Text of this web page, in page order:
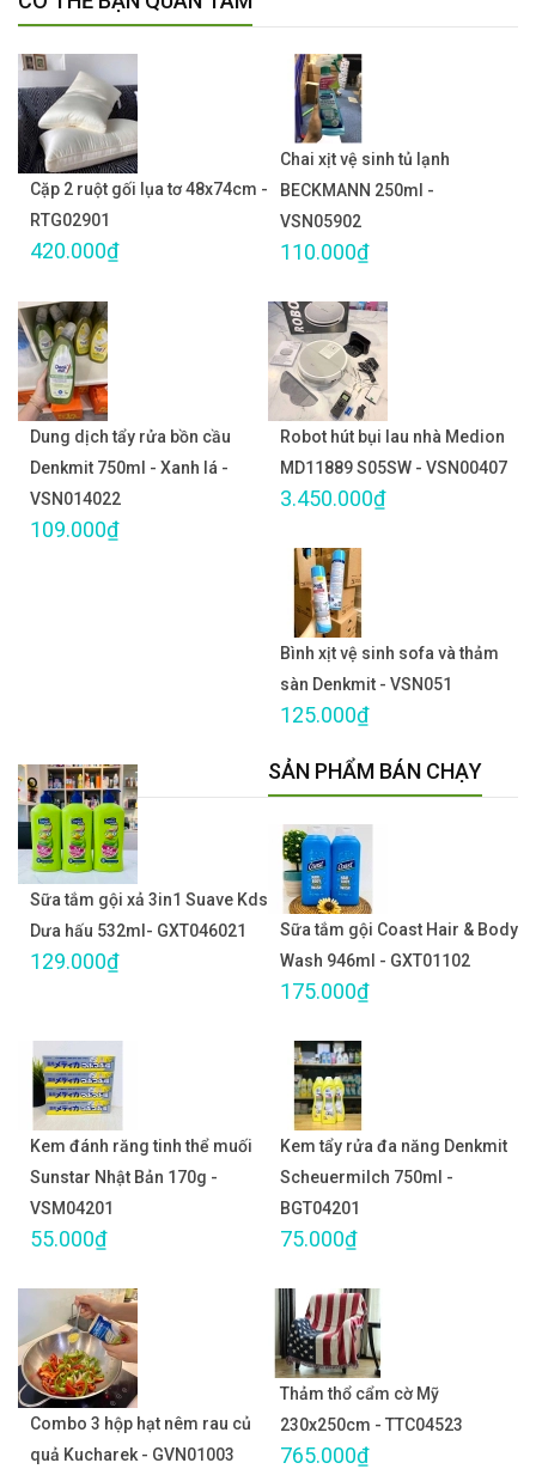
Cặp 2 ruột gối lụa tơ 48x74cm -
RTG02901
420.000₫
Chai xịt vệ sinh tủ lạnh
BECKMANN 250ml -
VSN05902
110.000₫
Dung dịch tẩy rửa bồn cầu
Denkmit 750ml - Xanh lá -
VSN014022
109.000₫
Robot hút bụi lau nhà Medion
MD11889 S05SW - VSN00407
3.450.000₫
Bình xịt vệ sinh sofa và thảm
sàn Denkmit - VSN051
125.000₫
Sữa tắm gội xả 3in1 Suave Kds
Dưa hấu 532ml- GXT046021
129.000₫
SẢN PHẨM BÁN CHẠY
Sữa tắm gội Coast Hair & Body
Wash 946ml - GXT01102
175.000₫
Kem đánh răng tinh thể muối
Sunstar Nhật Bản 170g -
VSM04201
55.000₫
Kem tẩy rửa đa năng Denkmit
Scheuermilch 750ml -
BGT04201
75.000₫
Combo 3 hộp hạt nêm rau củ
quả Kucharek - GVN01003
Thảm thổ cẩm cờ Mỹ
230x250cm - TTC04523
765.000₫